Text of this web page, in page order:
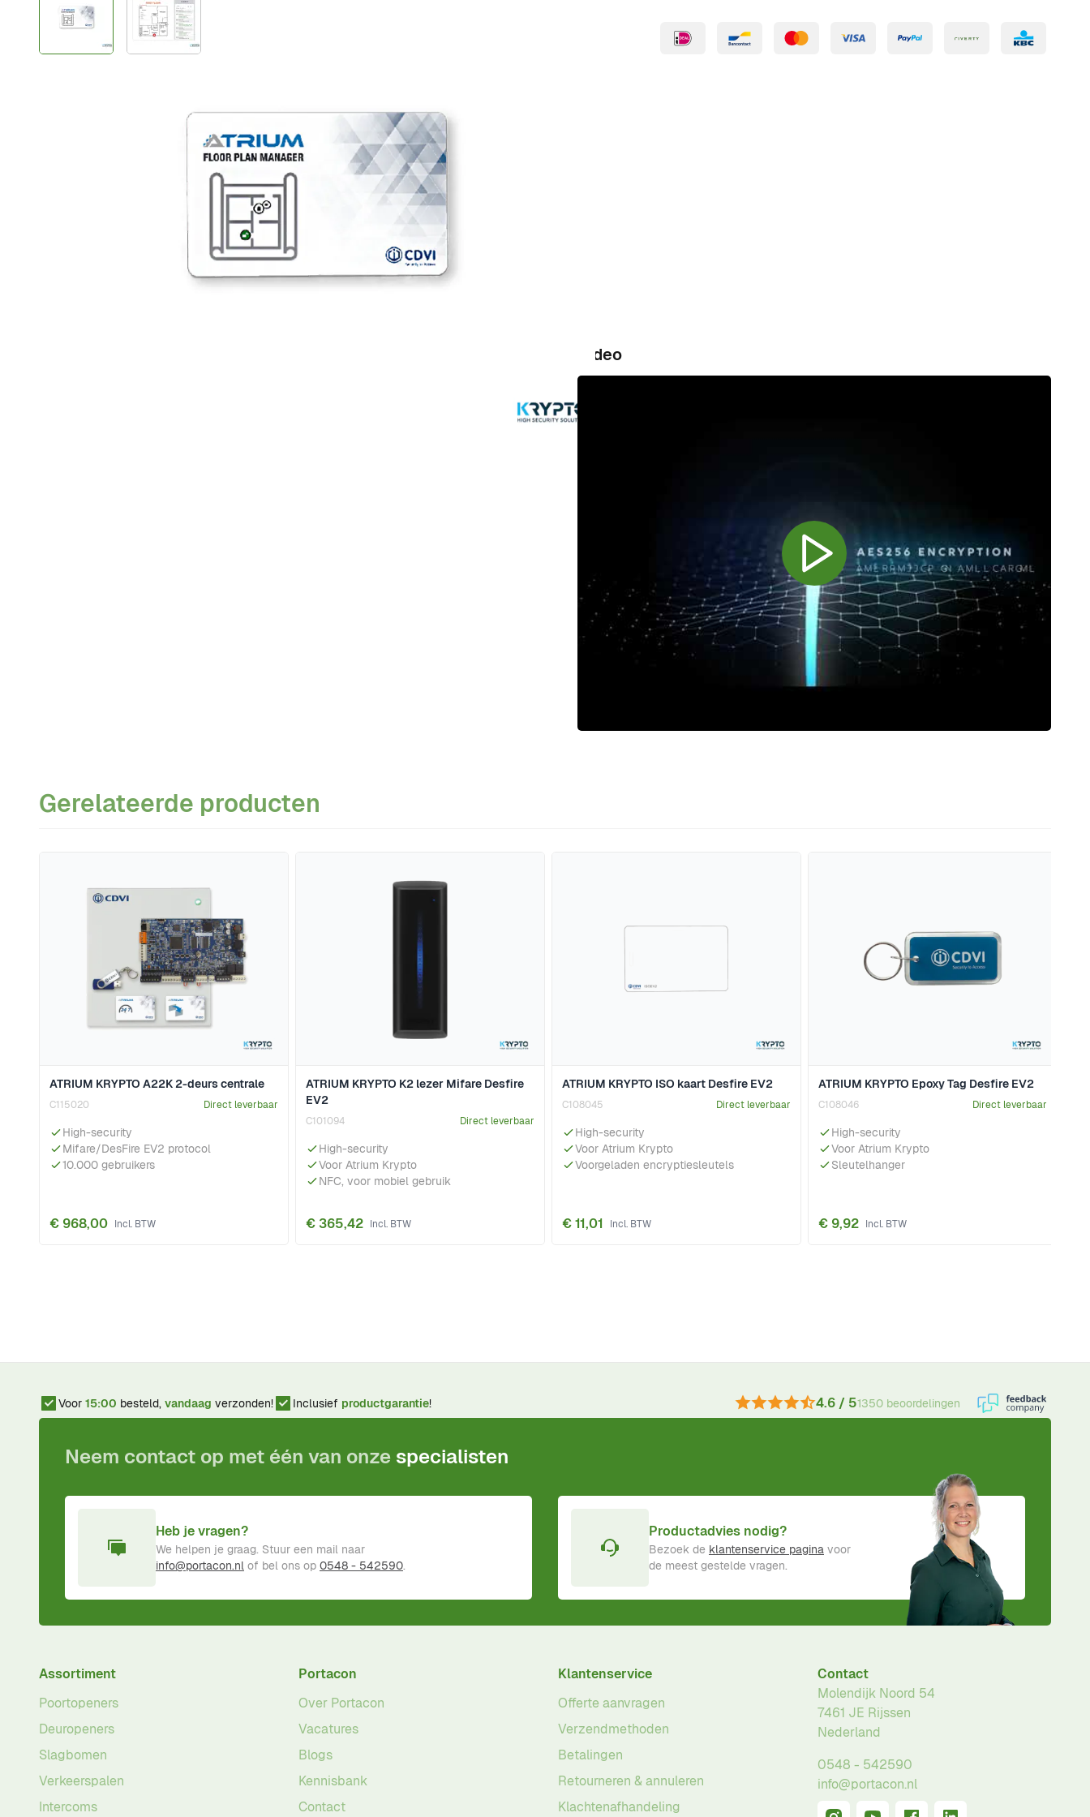
Atrium Krypto Vloer plan manager is een licentie om interactieve plattegronden te realiseren
in de Atrium A22K. Op deze manier kan je realtime op de plattegrond meekijken en op
afstand een toegang openen en de deurstatus bekijken.
De plattegronden zijn eenvoudig te maken en aan te passen. Daarnaast is mogelijk om
Video
Gerelateerde producten
ATRIUM KRYPTO A22K 2-deurs centrale
C115020 Direct leverbaar
High-security
Mifare/DesFire EV2 protocol
10.000 gebruikers
€ 968,00
ATRIUM KRYPTO K2 lezer Mifare Desfire
EV2
C101094 Direct leverbaar
High-security
Voor Atrium Krypto
NFC, voor mobiel gebruik
€ 365,42
ATRIUM KRYPTO ISO kaart Desfire EV2
C108045 Direct leverbaar
High-security
Voor Atrium Krypto
Voorgeladen encryptiesleutels
€ 11,01
ATRIUM KRYPTO Epoxy Tag Desfire EV2
C108046 Direct leverbaar
High-security
Voor Atrium Krypto
Sleutelhanger
€ 9,92
Voor 15:00 besteld, vandaag verzonden! Inclusief productgarantie! 4.6 / 51350 beoordelingen
Neem contact op met één van onze specialisten
Heb je vragen?
We helpen je graag. Stuur een mail naar
info@portacon.nl of bel ons op 0548 - 542590.
Productadvies nodig?
Bezoek de klantenservice pagina voor
de meest gestelde vragen.
Assortiment
Poortopeners
Deuropeners
Slagbomen
Verkeerspalen
Intercoms
Portacon
Over Portacon
Vacatures
Blogs
Kennisbank
Contact
Klantenservice
Offerte aanvragen
Verzendmethoden
Betalingen
Retourneren & annuleren
Klachtenafhandeling
Contact
Molendijk Noord 54
7461 JE Rijssen
Nederland
0548 - 542590
info@portacon.nl